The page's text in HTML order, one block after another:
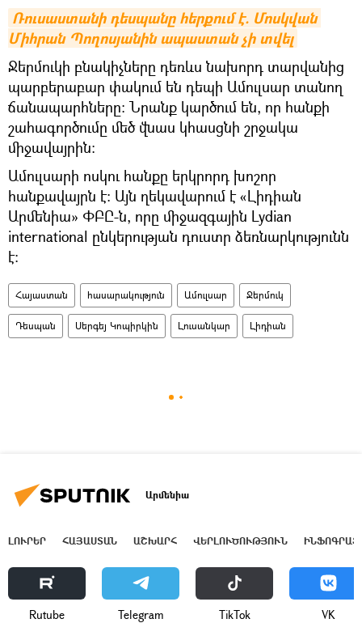
Ռուսաստանի դեսպանը հերքում է. Մոսկվան
Միհրան Պողոսյանին ապաստան չի տվել
Ջերմուկի բնակիչները դեռևս նախորդ տարվանից
պարբերաբար փակում են դեպի Ամուլսար տանող
ճանապարհները: Նրանք կարծում են, որ հանքի
շահագործումը մեծ վնաս կհասցնի շրջակա
միջավայրին:
Ամուլսարի ոսկու հանքը երկրորդ խոշոր
հանքավայրն է: Այն ղեկավարում է «Լիդիան
Արմենիա» ՓԲԸ-ն, որը միջազգային Lydian
international ընկերության դուստր ձեռնարկությունն
է:
Հայաստան հասարակություն Ամուլսար Ջերմուկ
Դեսպան Սերգեյ Կոպիրկին Լուսանկար Լիդիան
Արմենիա
ԼՈՒՐԵՐ ՀԱՅԱՍՏԱՆ ԱՇԽԱՐՀ ՎԵՐԼՈՒԾՈՒԹՅՈՒՆ
Rutube Telegram ТikТоk VK